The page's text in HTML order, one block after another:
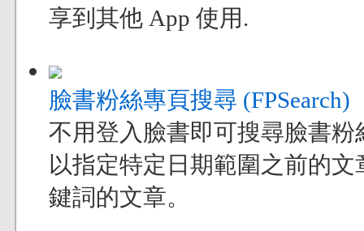
享到其他 App 使用.
臉書粉絲專頁搜尋 (FPSearch)
不用登入臉書即可搜尋臉書
以指定特定日期範圍之前的
鍵詞的文章。